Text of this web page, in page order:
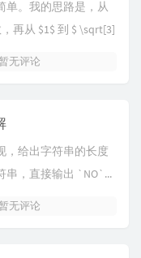
单。我的思路是，从
再从 $1$ 到 $ \sqrt[3]
无评论
，给出字符串的长度
串，直接输出 `NO`...
无评论